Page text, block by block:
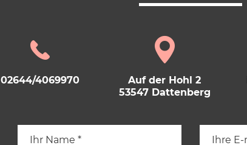
02644/4069970
Auf der Hohl 2
53547 Dattenberg